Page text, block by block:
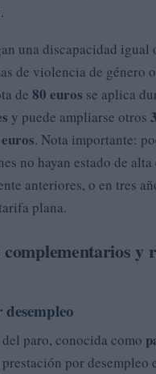
.
una discapacidad igual
de violencia de género
de 80 euros se aplica
y puede ampliarse otros
. Nota importante:
no hayan estado de alta
anteriores, o en tres
plana.
y
paro, conocida como
por desempleo